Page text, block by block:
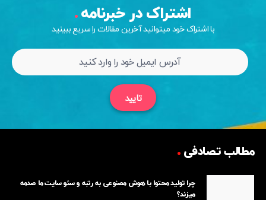
اشتراک در خبرنامه
با اشتراک خود میتوانید آخرین مقالات را سریع ببینید
تایید
مطالب تصادفی
چرا تولید محتوا با هوش مصنوعی به رتبه و سئو سایت ما صدمه
میزند؟